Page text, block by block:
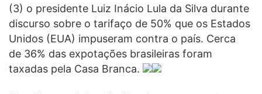
(3) o presidente Luiz Inácio Lula da Silva durante
discurso sobre o tarifaço de 50% que os Estados
Unidos (EUA) impuseram contra o país. Cerca
de 36% das expotações brasileiras foram
taxadas pela Casa Branca.